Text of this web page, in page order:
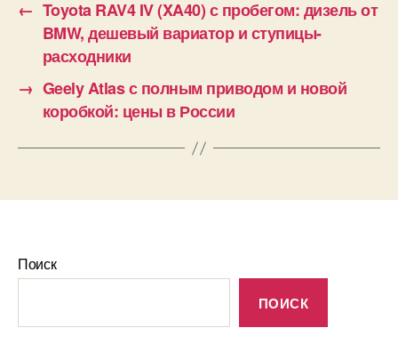
← Toyota RAV4 IV (XA40) с пробегом: дизель от
BMW, дешевый вариатор и ступицы-
расходники
→ Geely Atlas с полным приводом и новой
коробкой: цены в России
Поиск
ПОИСК